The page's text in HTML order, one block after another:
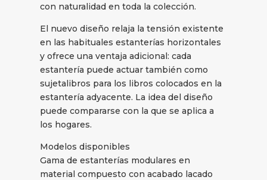
con naturalidad en toda la colección.
El nuevo diseño relaja la tensión existente
en las habituales estanterías horizontales
y ofrece una ventaja adicional: cada
estantería puede actuar también como
sujetalibros para los libros colocados en la
estantería adyacente. La idea del diseño
puede compararse con la que se aplica a
los hogares.
Modelos disponibles
Gama de estanterías modulares en
material compuesto con acabado lacado